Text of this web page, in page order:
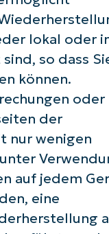
lokal oder
so dass
können.
oder
der
nur wenigen
auf jedem
eine